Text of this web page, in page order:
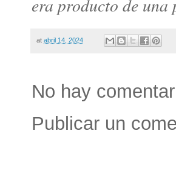
at abril 14, 2024
No hay
Publicar un